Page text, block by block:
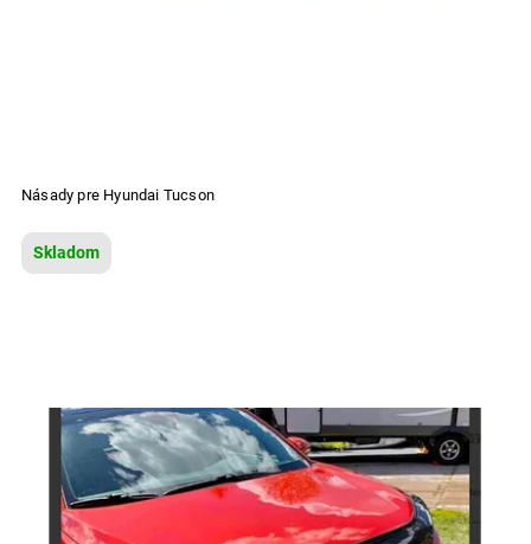
Násady pre Hyundai Tucson
Skladom